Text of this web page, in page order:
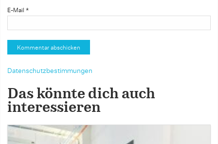
E-Mail *
Datenschutzbestimmungen
Das könnte dich auch
interessieren